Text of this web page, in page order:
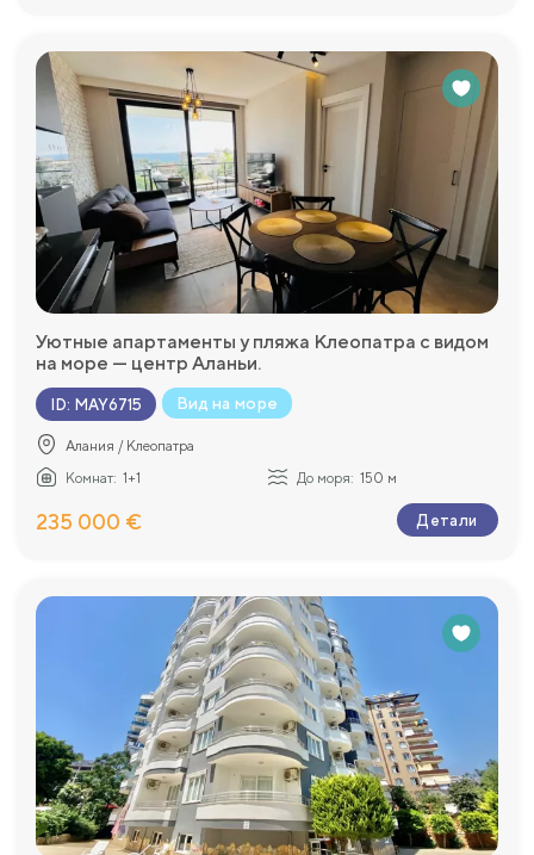
Уютные апартаменты у пляжа Клеопатра с видом
на море — центр Аланьи.
ID: MAY6715 Вид на море
Алания / Клеопатра
Комнат: 1+1 До моря: 150 м
235 000 € Детали